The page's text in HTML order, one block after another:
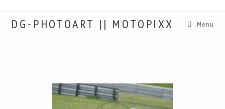
DG-PHOTOART || MOTOPIXX Menu